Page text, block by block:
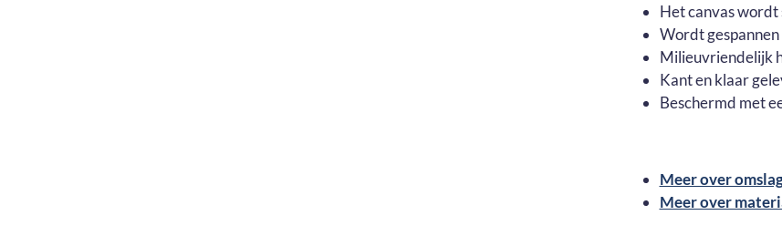
Het canvas wordt
Wordt
Milieuvriendelijk
Kant en klaar
Beschermd met
Meer over
Meer over